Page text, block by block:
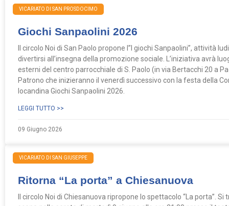
VICARIATO DI SAN PROSDOCIMO
Giochi Sanpaolini 2026
Il circolo Noi di San Paolo propone l”I giochi Sanpaolini”, attività
divertirsi all’insegna della promozione sociale. L’iniziativa avrà
esterni del centro parrocchiale di S. Paolo (in via Bertacchi 20 a
Patrono che inizieranno il venerdì successivo con la festa della
locandina Giochi Sanpaolini 2026.
LEGGI TUTTO >>
09 Giugno 2026
VICARIATO DI SAN GIUSEPPE
Ritorna “La porta” a Chiesanuova
Il circolo Noi di Chiesanuova ripropone lo spettacolo “La porta”.